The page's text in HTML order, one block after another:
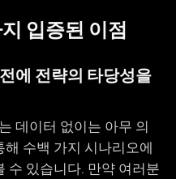
입증된 이점
에 전략의 타당성을
데이터 없이는 아무 의
수백 가지 시나리오에
수 있습니다. 만약 여러분